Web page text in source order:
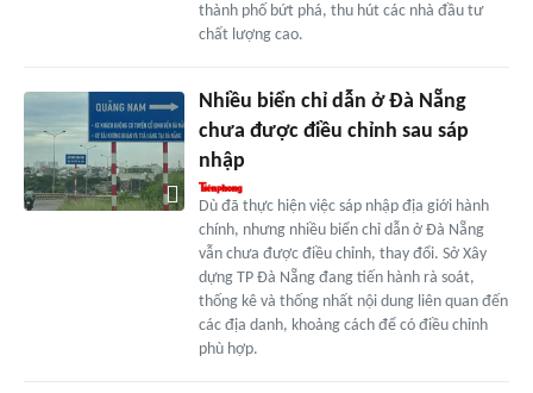
thành phố bứt phá, thu hút các nhà đầu tư
chất lượng cao.
Nhiều biển chỉ dẫn ở Đà Nẵng
chưa được điều chỉnh sau sáp
nhập
Dù đã thực hiện việc sáp nhập địa giới hành
chính, nhưng nhiều biển chỉ dẫn ở Đà Nẵng
vẫn chưa được điều chỉnh, thay đổi. Sở Xây
dựng TP Đà Nẵng đang tiến hành rà soát,
thống kê và thống nhất nội dung liên quan đến
các địa danh, khoảng cách để có điều chỉnh
phù hợp.